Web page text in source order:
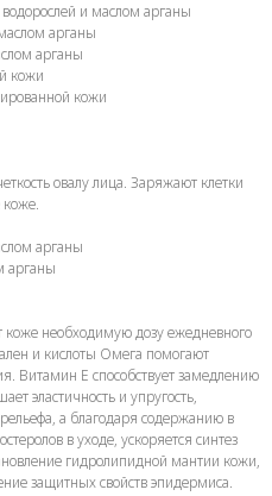
и маслом арганы
арганы
арганы
кожи
кожи
овалу лица. Заряжают клетки
коже.
арганы
арганы
коже необходимую дозу ежедневного
и кислоты Омега помогают
Витамин Е способствует замедлению
эластичность и упругость,
а благодаря содержанию в
в уходе, ускоряется синтез
гидролипидной мантии кожи,
защитных свойств эпидермиса.